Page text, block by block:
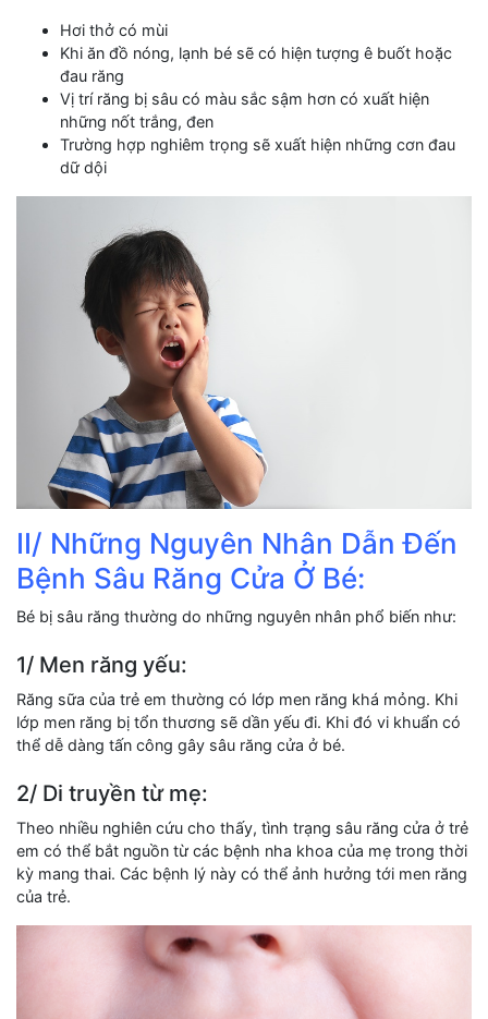
Hơi thở có mùi
Khi ăn đồ nóng, lạnh bé sẽ có hiện tượng ê buốt hoặc
đau răng
Vị trí răng bị sâu có màu sắc sậm hơn có xuất hiện
những nốt trắng, đen
Trường hợp nghiêm trọng sẽ xuất hiện những cơn đau
dữ dội
II/ Những Nguyên Nhân Dẫn Đến
Bệnh Sâu Răng Cửa Ở Bé:
Bé bị sâu răng thường do những nguyên nhân phổ biến như:
1/ Men răng yếu:
Răng sữa của trẻ em thường có lớp men răng khá mỏng. Khi
lớp men răng bị tổn thương sẽ dần yếu đi. Khi đó vi khuẩn có
thể dễ dàng tấn công gây sâu răng cửa ở bé.
2/ Di truyền từ mẹ:
Theo nhiều nghiên cứu cho thấy, tình trạng sâu răng cửa ở trẻ
em có thể bắt nguồn từ các bệnh nha khoa của mẹ trong thời
kỳ mang thai. Các bệnh lý này có thể ảnh hưởng tới men răng
của trẻ.